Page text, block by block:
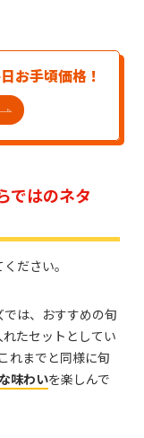
お手頃価格！
ではのネタ
ださい。
は、おすすめの旬
たセットとしてい
れまでと同様に旬
味わいを楽しんで